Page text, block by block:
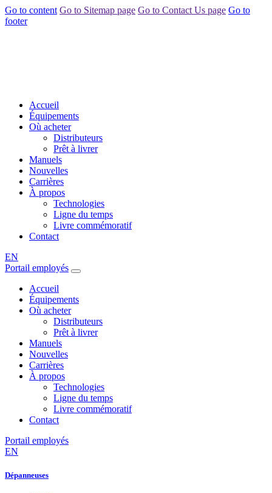
Go to content Go to Sitemap page Go to Contact Us page Go to
footer
Accueil
Équipements
Où acheter
Distributeurs
Prêt à livrer
Manuels
Nouvelles
Carrières
À propos
Technologies
Ligne du temps
Livre commémoratif
Contact
EN
Portail employés
Accueil
Équipements
Où acheter
Distributeurs
Prêt à livrer
Manuels
Nouvelles
Carrières
À propos
Technologies
Ligne du temps
Livre commémoratif
Contact
Portail employés
EN
Dépanneuses